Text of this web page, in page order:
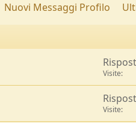
Nuovi Messaggi Profilo
Visite
Visite